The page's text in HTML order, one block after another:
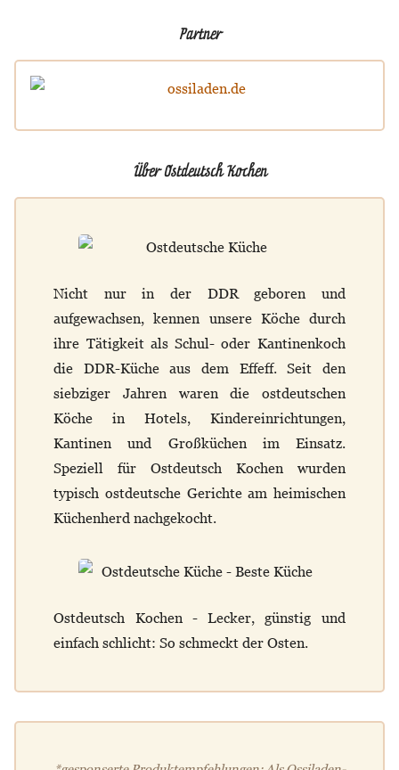
Partner
Über Ostdeutsch Kochen
Nicht nur in der DDR geboren und
aufgewachsen, kennen unsere Köche durch
ihre Tätigkeit als Schul- oder Kantinenkoch
die DDR-Küche aus dem Effeff. Seit den
siebziger Jahren waren die ostdeutschen
Köche in Hotels, Kindereinrichtungen,
Kantinen und Großküchen im Einsatz.
Speziell für Ostdeutsch Kochen wurden
typisch ostdeutsche Gerichte am heimischen
Küchenherd nachgekocht.
Ostdeutsch Kochen - Lecker, günstig und
einfach schlicht: So schmeckt der Osten.